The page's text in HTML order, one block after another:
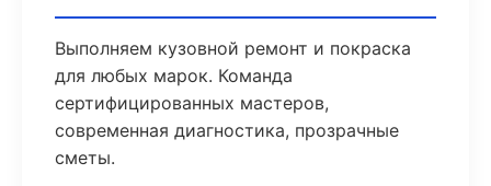
Выполняем кузовной ремонт и покраска
для любых марок. Команда
сертифицированных мастеров,
современная диагностика, прозрачные
сметы.